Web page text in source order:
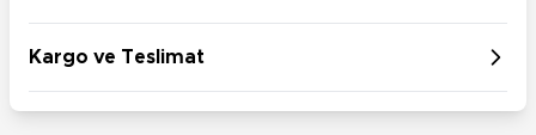
Kargo ve Teslimat